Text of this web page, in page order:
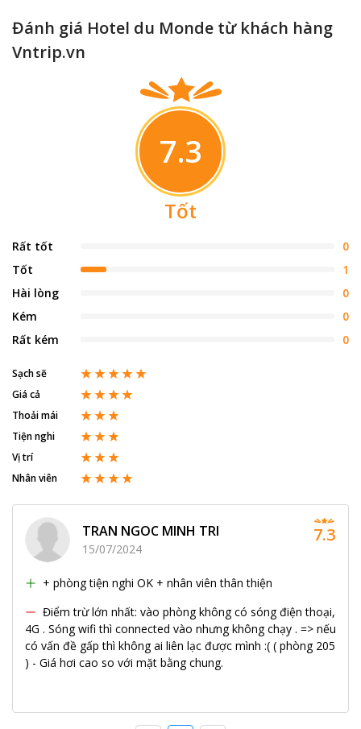
Đánh giá Hotel du Monde từ khách hàng
Vntrip.vn
7.3
Tốt
Rất tốt
0
Tốt
1
Hài lòng
0
Kém
0
Rất kém
0
Sạch sẽ
Giá cả
Thoải mái
Tiện nghi
Vị trí
Nhân viên
TRAN NGOC MINH TRI
15/07/2024
+ phòng tiện nghi OK + nhân viên thân thiện
Điểm trừ lớn nhất: vào phòng không có sóng điện thoại,
4G . Sóng wifi thì connected vào nhưng không chạy . => nếu
có vấn đề gấp thì không ai liên lạc được mình :( ( phòng 205
) - Giá hơi cao so với mặt bằng chung.
7.3